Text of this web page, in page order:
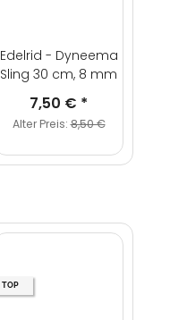
Edelrid - Dyneema
Sling 30 cm, 8 mm
7,50 € *
Alter Preis:8,50 €
TOP